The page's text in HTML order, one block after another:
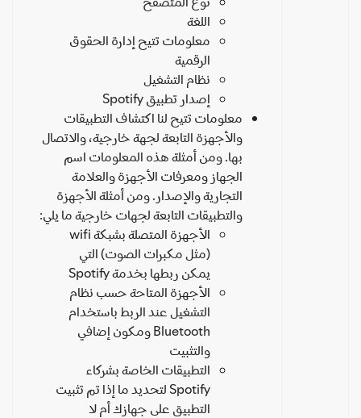
اللغة
معلومات تتيح إدارة الحقوق
الرقمية
نظام التشغيل
إصدار تطبيق Spotify
معلومات تتيح لنا اكتشاف التطبيقات
والأجهزة التابعة لجهة خارجية، والاتصال
بها. ومن أمثلة هذه المعلومات اسم
الجهاز ومعرفات الأجهزة والعلامة
التجارية والإصدار. ومن أمثلة الأجهزة
والتطبيقات التابعة لجهات خارجية ما يلي:
الأجهزة المتصلة بشبكة wifi
(مثل مكبرات الصوت) التي
يمكن ربطها بخدمة Spotify
الأجهزة المتاحة حسب نظام
التشغيل عند الربط باستخدام
Bluetooth ومكون إضافي
والتثبيت
التطبيقات الخاصة بشركاء
Spotify لتحديد ما إذا تم تثبيت
التطبيق على جهازك أم لا